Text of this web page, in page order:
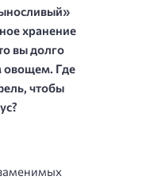
хранение
вы долго
овощем. Где
чтобы